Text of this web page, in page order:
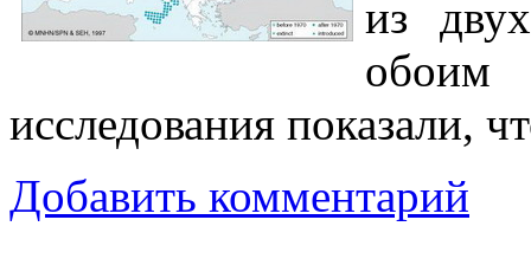
из
исследования показали,
Добавить комментарий